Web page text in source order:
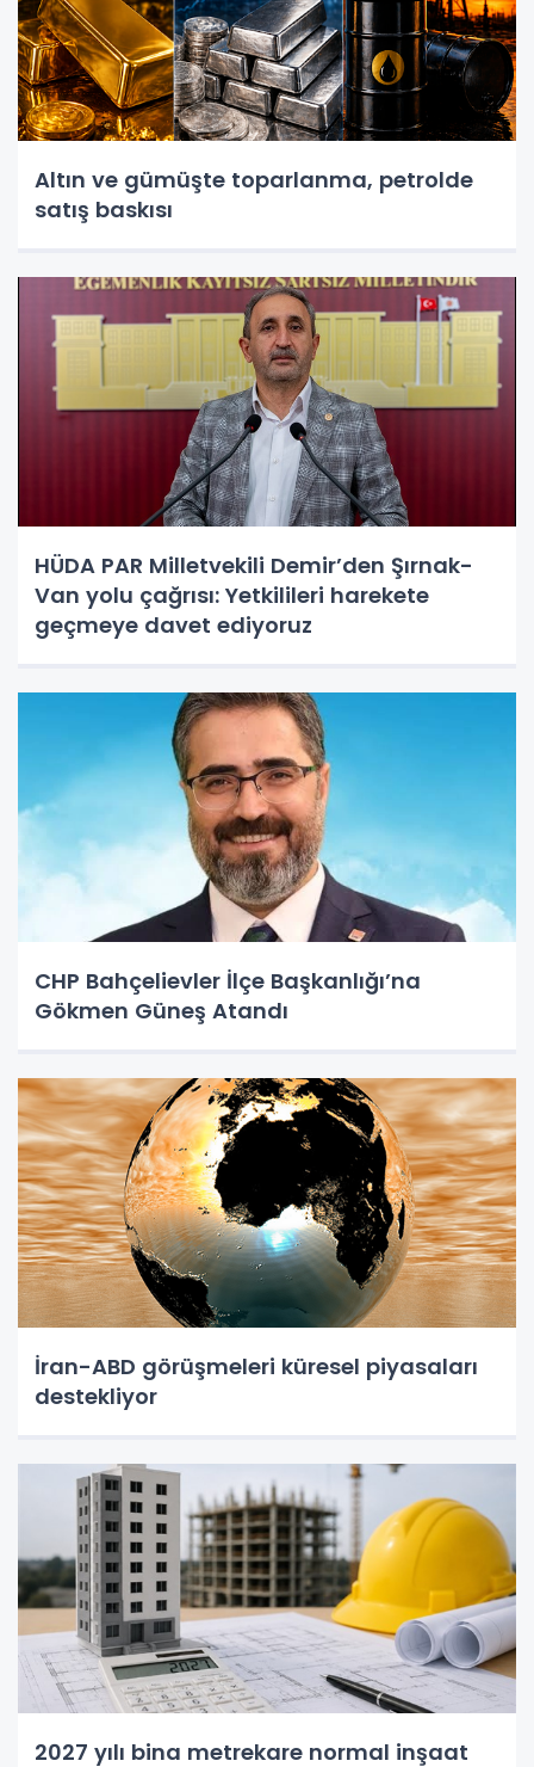
Altın ve gümüşte toparlanma, petrolde
satış baskısı
HÜDA PAR Milletvekili Demir’den Şırnak-
Van yolu çağrısı: Yetkilileri harekete
geçmeye davet ediyoruz
CHP Bahçelievler İlçe Başkanlığı’na
Gökmen Güneş Atandı
İran-ABD görüşmeleri küresel piyasaları
destekliyor
2027 yılı bina metrekare normal inşaat